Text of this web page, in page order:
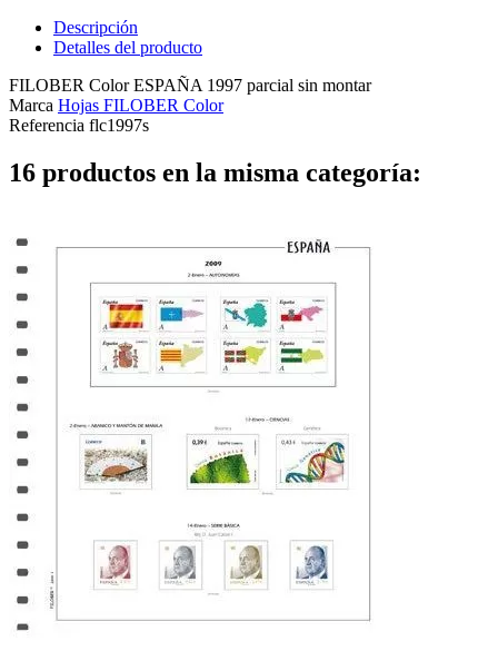
Descripción
Detalles del producto
FILOBER Color ESPAÑA 1997 parcial sin montar
Marca Hojas FILOBER Color
Referencia flc1997s
16 productos en la misma categoría: